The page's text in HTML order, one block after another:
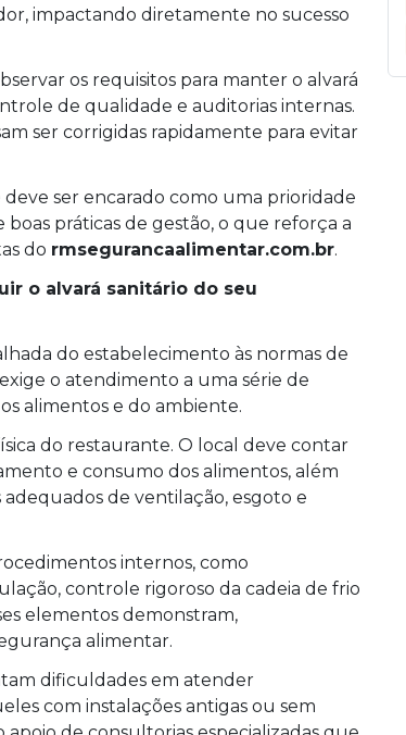
impactando diretamente no sucesso
os requisitos para manter o alvará
de qualidade e auditorias internas.
ser corrigidas rapidamente para evitar
deve ser encarado como uma prioridade
práticas de gestão, o que reforça a
do rmsegurancaalimentar.com.br.
o alvará sanitário do seu
do estabelecimento às normas de
o atendimento a uma série de
alimentos e do ambiente.
do restaurante. O local deve contar
e consumo dos alimentos, além
adequados de ventilação, esgoto e
internos, como
controle rigoroso da cadeia de frio
elementos demonstram,
alimentar.
dificuldades em atender
com instalações antigas ou sem